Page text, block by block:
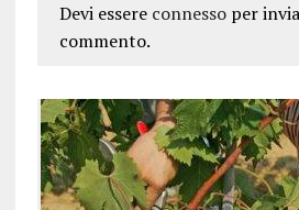
Devi essere connessoper
commento.